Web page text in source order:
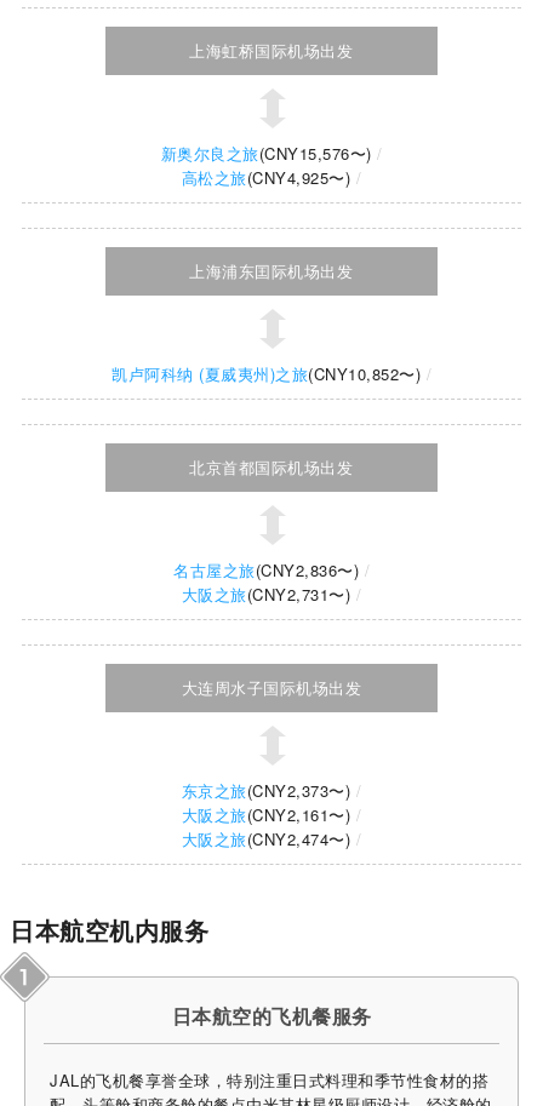
上海虹桥国际机场出发
新奥尔良之旅(CNY15,576〜)
高松之旅(CNY4,925〜)
上海浦东囯际机场出发
凯卢阿科纳 (夏威夷州)之旅(CNY10,852〜)
北京首都国际机场出发
名古屋之旅(CNY2,836〜)
大阪之旅(CNY2,731〜)
大连周水子国际机场出发
东京之旅(CNY2,373〜)
大阪之旅(CNY2,161〜)
大阪之旅(CNY2,474〜)
日本航空机内服务
日本航空的飞机餐服务
JAL的飞机餐享誉全球，特别注重日式料理和季节性食材的搭